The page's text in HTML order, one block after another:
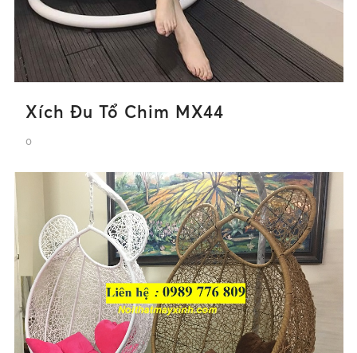
Xích Đu Tổ Chim MX44
0